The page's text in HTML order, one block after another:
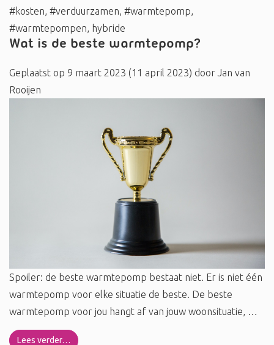
#kosten, #verduurzamen, #warmtepomp,
#warmtepompen, hybride
Wat is de beste warmtepomp?
Geplaatst op 9 maart 2023 (11 april 2023) door Jan van
Rooijen
Spoiler: de beste warmtepomp bestaat niet. Er is niet één
warmtepomp voor elke situatie de beste. De beste
warmtepomp voor jou hangt af van jouw woonsituatie, …
Lees verder…